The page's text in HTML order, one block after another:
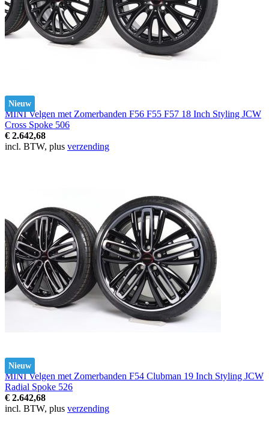
Nieuw
MINI Velgen met Zomerbanden F56 F55 F57 18 Inch Styling JCW
Cross Spoke 506
€ 2.642,68
incl. BTW, plus verzending
Nieuw
MINI Velgen met Zomerbanden F54 Clubman 19 Inch Styling JCW
Radial Spoke 526
€ 2.642,68
incl. BTW, plus verzending